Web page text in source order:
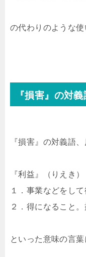
の代わりのような使
『損害』の対
『損害』の対義語
『利益』（りえき）
１．事業などをし
２．得になること
といった意味の言葉